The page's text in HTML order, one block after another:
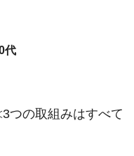
代
つの取組みはすべて